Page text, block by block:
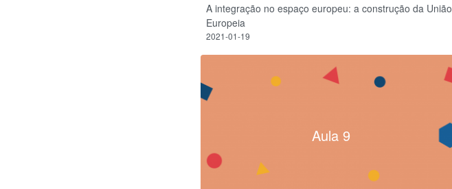
A integração no espaço europeu: a construção da União
Europeia
2021-01-19
Aula 9